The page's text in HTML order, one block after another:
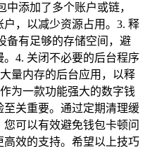
添加了多个账户或链，
，以减少资源占用。3. 释
备有足够的存储空间，避
4. 关闭不必要的后台程序
量内存的后台应用，以释
为一款功能强大的数字钱
关重要。通过定期清理缓
可以有效避免钱包卡顿问
效的支持。希望以上技巧